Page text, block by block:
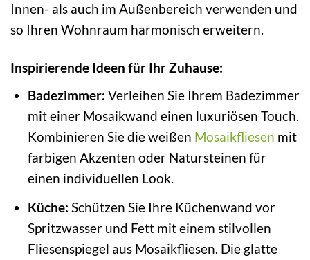
Innen- als auch im Außenbereich verwenden und
so Ihren Wohnraum harmonisch erweitern.
Inspirierende Ideen für Ihr Zuhause:
Badezimmer: Verleihen Sie Ihrem Badezimmer
mit einer Mosaikwand einen luxuriösen Touch.
Kombinieren Sie die weißen Mosaikfliesen mit
farbigen Akzenten oder Natursteinen für
einen individuellen Look.
Küche: Schützen Sie Ihre Küchenwand vor
Spritzwasser und Fett mit einem stilvollen
Fliesenspiegel aus Mosaikfliesen. Die glatte